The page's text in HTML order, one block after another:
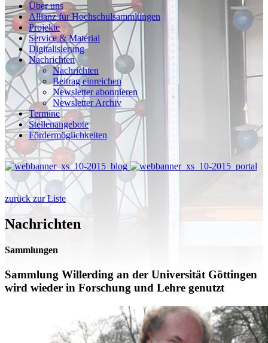
Über uns
Allianz für Hochschulsammlungen
Projekte
Service & Material
Digitalisierung
Nachrichten
Nachrichten
Beitrag einreichen
Newsletter abonnieren
Newsletter Archiv
Termine
Stellenangebote
Fördermöglichkeiten
zurück zur Liste
Nachrichten
Sammlungen
Sammlung Willerding an der Universität Göttingen
wird wieder in Forschung und Lehre genutzt